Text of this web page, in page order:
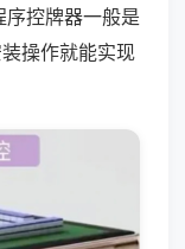
序控牌器一般是
操作就能实现